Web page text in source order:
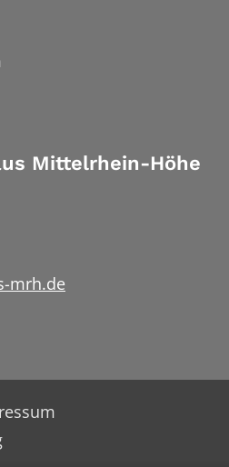
Mittelrhein-Höhe
mrh.de